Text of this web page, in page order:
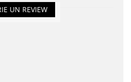
UN REVIEW